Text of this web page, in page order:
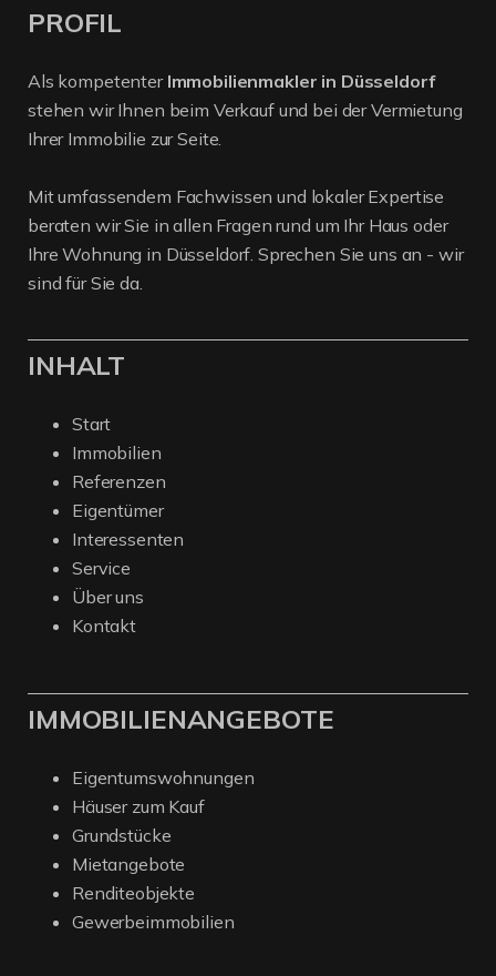
PROFIL
Als kompetenter Immobilienmakler in Düsseldorf
stehen wir Ihnen beim Verkauf und bei der Vermietung
Ihrer Immobilie zur Seite.
Mit umfassendem Fachwissen und lokaler Expertise
beraten wir Sie in allen Fragen rund um Ihr Haus oder
Ihre Wohnung in Düsseldorf. Sprechen Sie uns an - wir
sind für Sie da.
INHALT
Start
Immobilien
Referenzen
Eigentümer
Interessenten
Service
Über uns
Kontakt
IMMOBILIENANGEBOTE
Eigentumswohnungen
Häuser zum Kauf
Grundstücke
Mietangebote
Renditeobjekte
Gewerbeimmobilien